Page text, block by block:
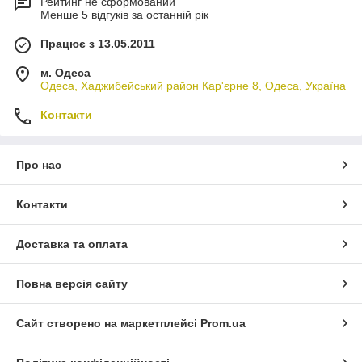
Менше 5 відгуків за останній рік
Працює з 13.05.2011
м. Одеса
Одеса, Хаджибейський район Кар'єрне 8, Одеса, Україна
Контакти
Про нас
Контакти
Доставка та оплата
Повна версія сайту
Сайт створено на маркетплейсі Prom.ua